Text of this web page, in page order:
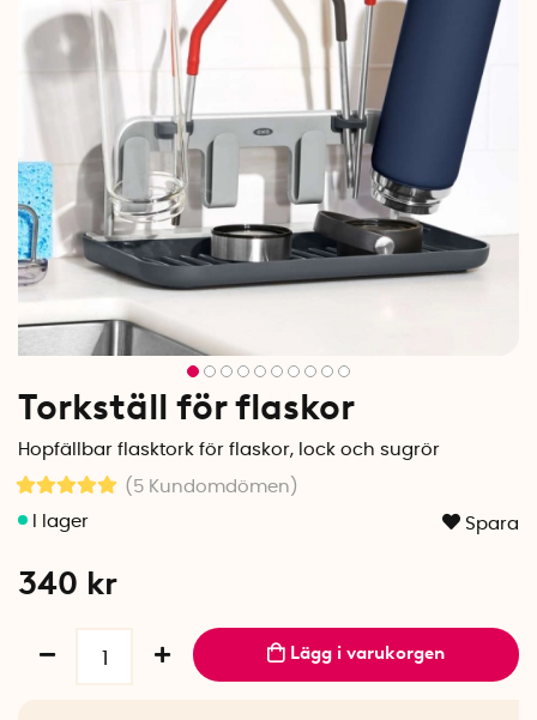
Torkställ för flaskor
Hopfällbar flasktork för flaskor, lock och sugrör
(5 Kundomdömen )
Spara
340 kr
Lägg i varukorgen